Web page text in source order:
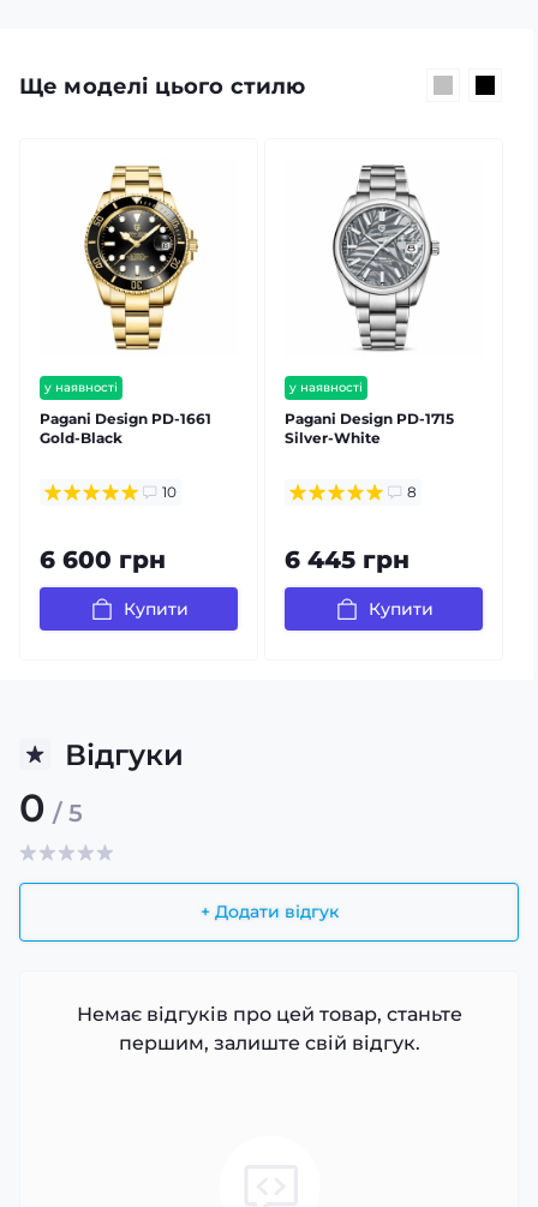
Ще моделі цього стилю
у наявності
безкоштовна доставка
гарантія 12 міс
Pagani Design PD-1661
Gold-Black
10
6 600 грн
Купити
у наявності
безкоштовна доставка
гарантія 12 міс
Pagani Design PD-1715
Silver-White
8
6 445 грн
Купити
Відгуки
0 / 5
+ Додати відгук
Немає відгуків про цей товар, станьте
першим, залиште свій відгук.